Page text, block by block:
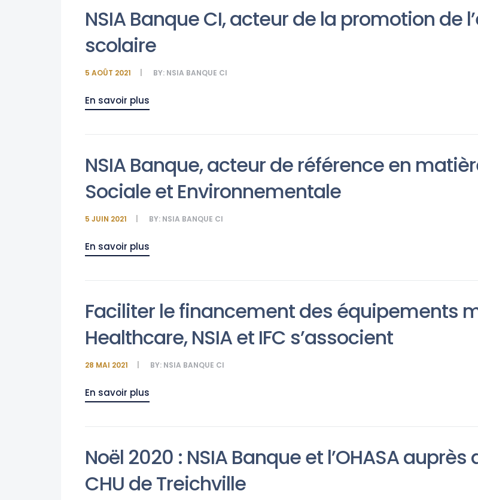
NSIA Banque CI, acteur de la promotion de
scolaire
5 AOÛT 2021 BY: NSIA BANQUE CI
En savoir plus
NSIA Banque, acteur de référence en
Sociale et Environnementale
5 JUIN 2021 BY: NSIA BANQUE CI
En savoir plus
Faciliter le financement des équipements
Healthcare, NSIA et IFC s’associent
28 MAI 2021 BY: NSIA BANQUE CI
En savoir plus
Noël 2020 : NSIA Banque et l’OHASA
CHU de Treichville